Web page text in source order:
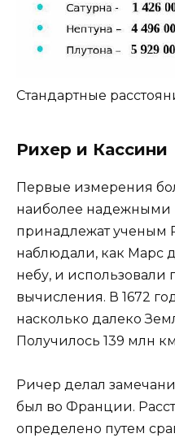
Стандартные
Рихер и Кассини
Первые измерения
наиболее надежными
принадлежат ученым
наблюдали, как Марс
небу, и использовали
вычисления. В 1672
насколько далеко
Получилось 139 млн
Ричер делал
был во Франции.
определено путем